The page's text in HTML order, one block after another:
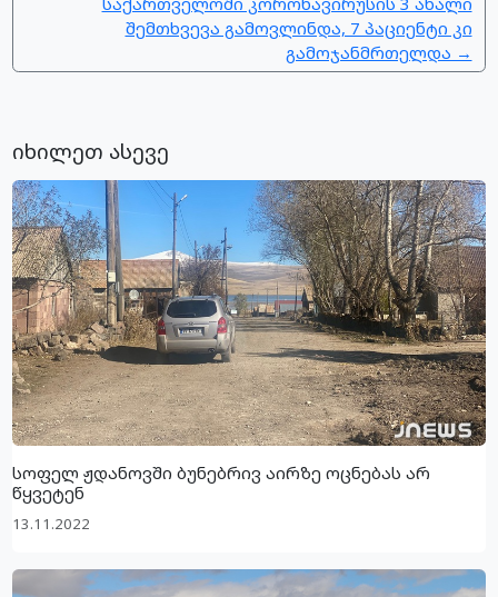
შემთხვევა გამოვლინდა, 7 პაციენტი კი
გამოჯანმრთელდა →
იხილეთ ასევე
სოფელ ჟდანოვში ბუნებრივ აირზე ოცნებას არ
წყვეტენ
13.11.2022